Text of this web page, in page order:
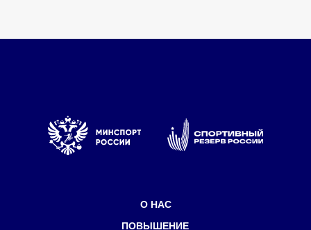
спортивного резерва